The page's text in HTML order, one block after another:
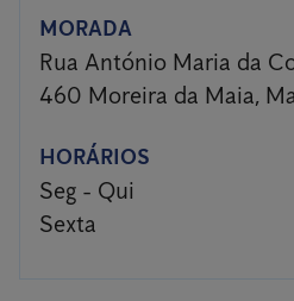
MORADA
Rua António Maria da
460 Moreira da Maia,
HORÁRIOS
Seg - Qui
Sexta